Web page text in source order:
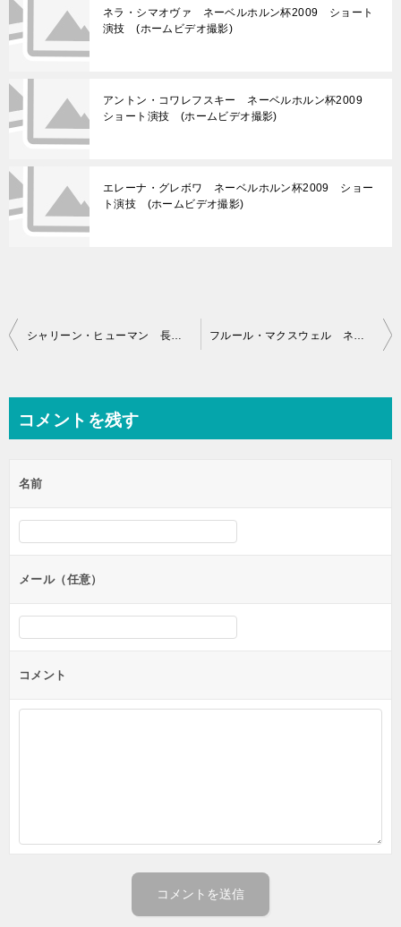
ネラ・シマオヴァ ネーベルホルン杯2009 ショート
演技 (ホームビデオ撮影)
アントン・コワレフスキー ネーベルホルン杯2009
ショート演技 (ホームビデオ撮影)
エレーナ・グレボワ ネーベルホルン杯2009 ショー
ト演技 (ホームビデオ撮影)
投
ビ
ー
コメントを残す
名前
メール（任意）
コメント